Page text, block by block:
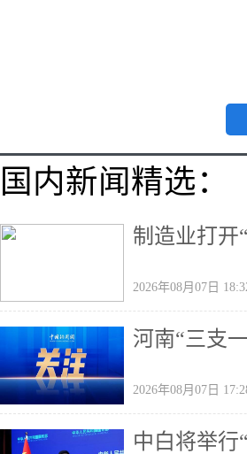
国内新闻精选：
制造业打开
2026年08月07日
河南“三支
2026年08月07日
中白将举行